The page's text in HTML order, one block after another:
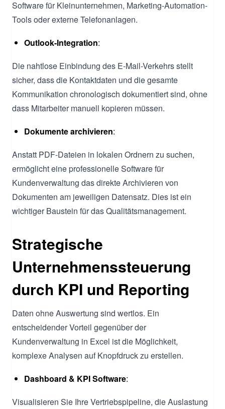
Software für Kleinunternehmen, Marketing-Automation-
Tools oder externe Telefonanlagen.
Outlook-Integration:
Die nahtlose Einbindung des E-Mail-Verkehrs stellt
sicher, dass die Kontaktdaten und die gesamte
Kommunikation chronologisch dokumentiert sind, ohne
dass Mitarbeiter manuell kopieren müssen.
Dokumente archivieren:
Anstatt PDF-Dateien in lokalen Ordnern zu suchen,
ermöglicht eine professionelle Software für
Kundenverwaltung das direkte Archivieren von
Dokumenten am jeweiligen Datensatz. Dies ist ein
wichtiger Baustein für das Qualitätsmanagement.
Strategische
Unternehmenssteuerung
durch KPI und Reporting
Daten ohne Auswertung sind wertlos. Ein
entscheidender Vorteil gegenüber der
Kundenverwaltung in Excel ist die Möglichkeit,
komplexe Analysen auf Knopfdruck zu erstellen.
Dashboard & KPI Software:
Visualisieren Sie Ihre Vertriebspipeline, die Auslastung